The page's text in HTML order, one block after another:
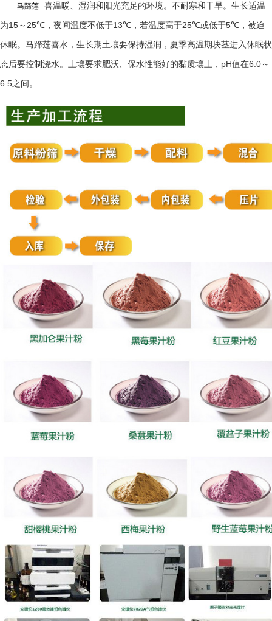
马蹄莲 喜温暖、湿润和阳光充足的环境。不耐寒和干旱。生长适温
为15 ～ 25℃ ，夜间温度不低于13℃ ，若温度高于25℃或低于5℃ ，被迫
休眠。马蹄莲喜水，生长期土壤要保持湿润，夏季高温期块茎进入休眠状
态后要控制浇水。土壤要求肥沃、保水性能好的黏质壤土， pH值在6.0 ～
6.5之间。